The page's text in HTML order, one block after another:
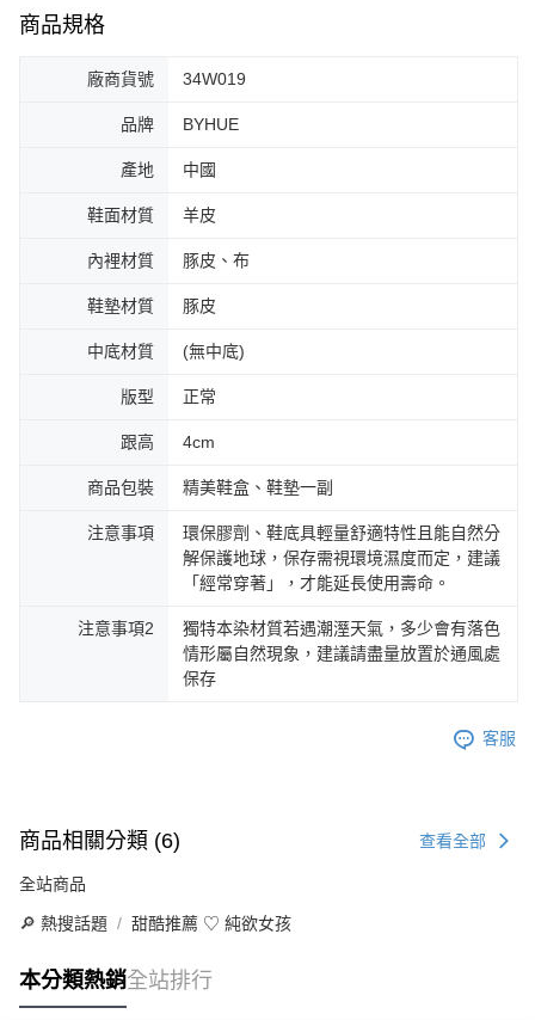
商品規格
廠商貨號 34W019
品牌 BYHUE
產地 中國
鞋面材質 羊皮
內裡材質 豚皮、布
鞋墊材質 豚皮
中底材質 (無中底)
版型 正常
跟高 4cm
商品包裝 精美鞋盒、鞋墊一副
注意事項
環保膠劑、鞋底具輕量舒適特性且能自然分
解保護地球，保存需視環境濕度而定，建議
「經常穿著」，才能延長使用壽命。
注意事項2
獨特本染材質若遇潮溼天氣，多少會有落色
情形屬自然現象，建議請盡量放置於通風處
保存
客服
商品相關分類 (6) 查看全部
全站商品
🔎 熱搜話題 甜酷推薦 ♡ 純欲女孩
本分類熱銷全站排行